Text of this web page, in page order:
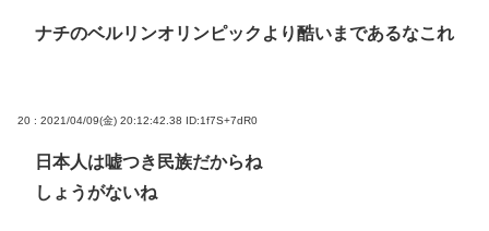
ナチのベルリンオリンピックより酷いまであるなこれ
20 : 2021/04/09(金) 20:12:42.38 ID:1f7S+7dR0
日本人は嘘つき民族だからね
しょうがないね